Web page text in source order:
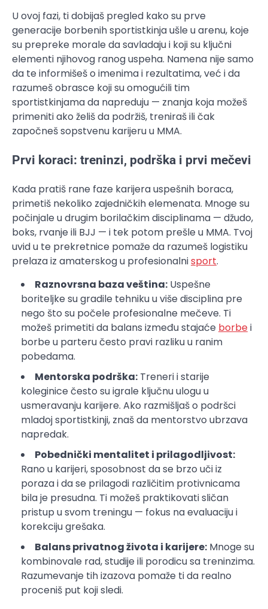
U ovoj fazi, ti dobijaš pregled kako su prve
generacije borbenih sportistkinja ušle u arenu, koje
su prepreke morale da savladaju i koji su ključni
elementi njihovog ranog uspeha. Namena nije samo
da te informišeš o imenima i rezultatima, već i da
razumeš obrasce koji su omogućili tim
sportistkinjama da napreduju — znanja koja možeš
primeniti ako želiš da podržiš, treniraš ili čak
započneš sopstvenu karijeru u MMA.
Prvi koraci: treninzi, podrška i prvi mečevi
Kada pratiš rane faze karijera uspešnih boraca,
primetiš nekoliko zajedničkih elemenata. Mnoge su
počinjale u drugim borilačkim disciplinama — džudo,
boks, rvanje ili BJJ — i tek potom prešle u MMA. Tvoj
uvid u te prekretnice pomaže da razumeš logistiku
prelaza iz amaterskog u profesionalnisport.
Raznovrsna baza veština: Uspešne
boriteljke su gradile tehniku u više disciplina pre
nego što su počele profesionalne mečeve. Ti
možeš primetiti da balans između stajaće borbei
borbe u parteru često pravi razliku u ranim
pobedama.
Mentorska podrška: Treneri i starije
koleginice često su igrale ključnu ulogu u
usmeravanju karijere. Ako razmišljaš o podršci
mladoj sportistkinji, znaš da mentorstvo ubrzava
napredak.
Pobednički mentalitet i prilagodljivost:
Rano u karijeri, sposobnost da se brzo uči iz
poraza i da se prilagodi različitim protivnicama
bila je presudna. Ti možeš praktikovati sličan
pristup u svom treningu — fokus na evaluaciju i
korekciju grešaka.
Balans privatnog života i karijere: Mnoge su
kombinovale rad, studije ili porodicu sa treninzima.
Razumevanje tih izazova pomaže ti da realno
proceniš put koji sledi.